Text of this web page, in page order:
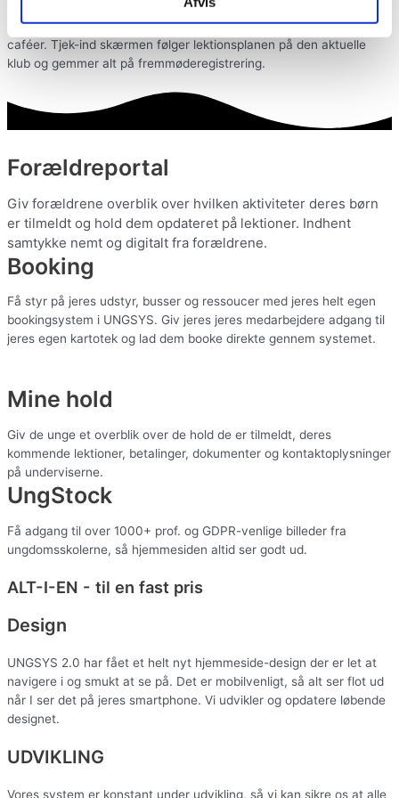
En fuldintegreret tjek-ind skærm som kan bruges i klubber og
caféer. Tjek-ind skærmen følger lektionsplanen på den aktuelle
klub og gemmer alt på fremmøderegistrering.
Forældreportal
Giv forældrene overblik over hvilken aktiviteter deres børn
er tilmeldt og hold dem opdateret på lektioner. Indhent
samtykke nemt og digitalt fra forældrene.
Booking
Få styr på jeres udstyr, busser og ressoucer med jeres helt egen
bookingsystem i UNGSYS. Giv jeres jeres medarbejdere adgang til
jeres egen kartotek og lad dem booke direkte gennem systemet.
Mine hold
Giv de unge et overblik over de hold de er tilmeldt, deres
kommende lektioner, betalinger, dokumenter og kontaktoplysninger
på underviserne.
UngStock
Få adgang til over 1000+ prof. og GDPR-venlige billeder fra
ungdomsskolerne, så hjemmesiden altid ser godt ud.
ALT-I-EN - til en fast pris
Design
UNGSYS 2.0 har fået et helt nyt hjemmeside-design der er let at
navigere i og smukt at se på. Det er mobilvenligt, så alt ser flot ud
når I ser det på jeres smartphone. Vi udvikler og opdatere løbende
designet.
UDVIKLING
Vores system er konstant under udvikling, så vi kan sikre os at alle